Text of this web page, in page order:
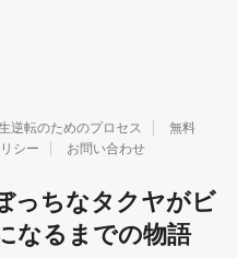
逆転のためのプロセス
無料
シー お問い合わせ
っちなタクヤがビ
なるまでの物語